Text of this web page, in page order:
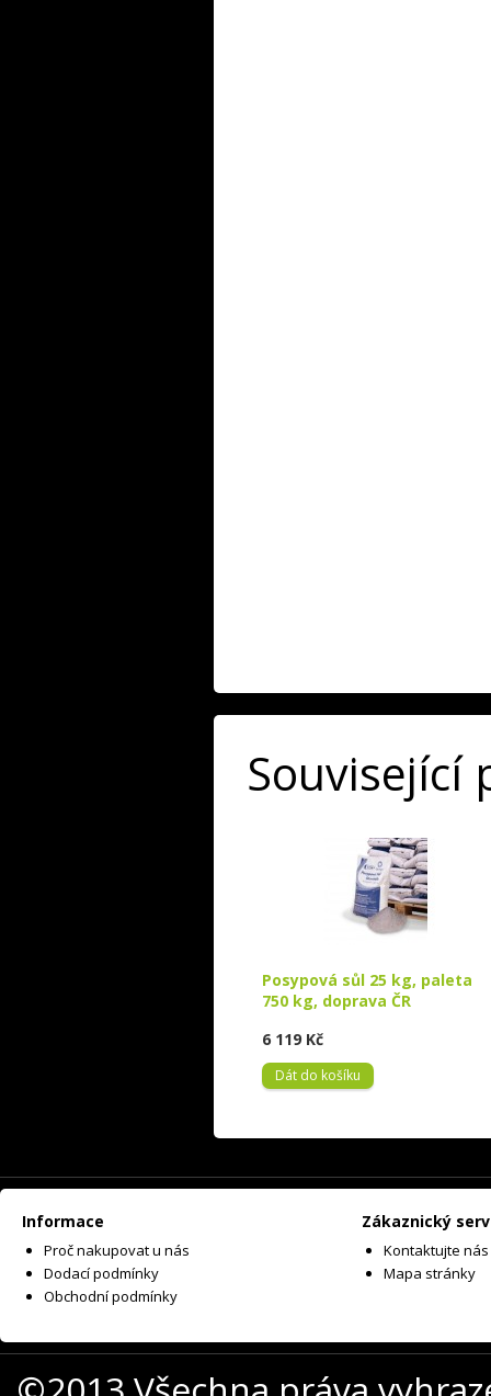
Související
Posypová sůl 25 kg, paleta
750 kg, doprava ČR
6 119 Kč
Dát do košíku
Informace
Proč nakupovat u nás
Dodací podmínky
Obchodní podmínky
Zákaznický
Kontaktujte nás
Mapa stránky